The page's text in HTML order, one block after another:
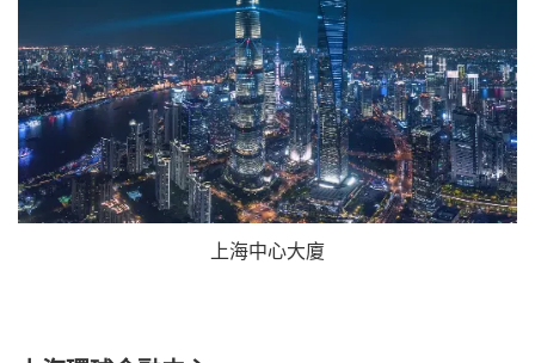
上海中心大廈